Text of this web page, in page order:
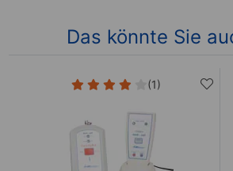
Das könnte Sie
(1)